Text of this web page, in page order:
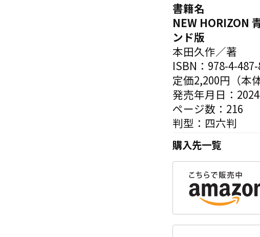
書籍名
NEW HORIZON
ンド版
本田久作／著
ISBN：978-4-
定価2,200円（本
発売年月日：
ページ数：216
判型：四六判
購入先一覧